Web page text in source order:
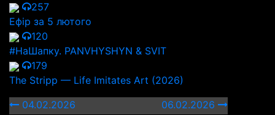
257
Ефір за 5 лютого
120
#НаШапку. PANVHYSHYN & SVIT
179
The Stripp — Life Imitates Art (2026)
04.02.2026
06.02.2026